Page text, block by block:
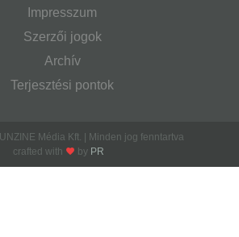
Impresszum
Szerzői jogok
Archív
Terjesztési pontok
Média Kft. | Minden jog fenntartva
crafted with
by PR